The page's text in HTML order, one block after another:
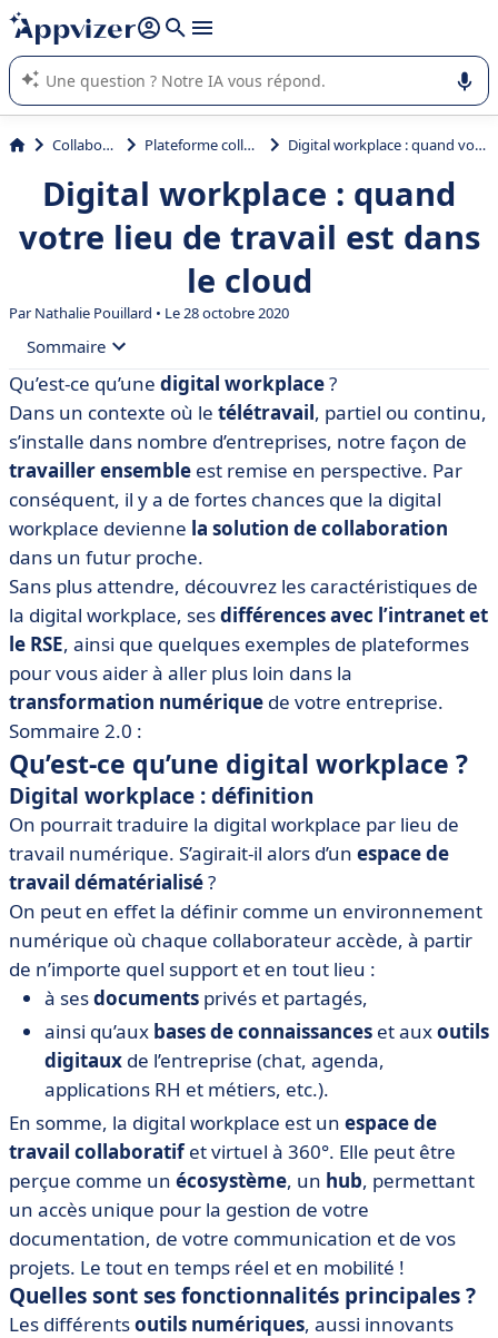
répondre (plusieurs lignes avec
L'IA de Appvizer vous guide dans l'utilisation ou la sélection de
logiciel SaaS en entreprise.
Collaboration Plateforme collaborative Digital workplace : quand votre lieu de travail est dans le cloud
Digital workplace : quand
votre lieu de travail est dans
le cloud
ParNathalie Pouillard • Le 28 octobre 2020
Sommaire
• Qu’est-ce qu’une digital workplace ?
• Quels sont les avantages de la digital workplace ?
• Digital workplace : quelles solutions adopter ?
• Digital workplace : the place to be ?
Qu’est-ce qu’une digital workplace?
Dans un contexte où le télétravail, partiel ou continu,
s’installe dans nombre d’entreprises, notre façon de
travailler ensemble est remise en perspective. Par
conséquent, il y a de fortes chances que la digital
workplace devienne la solution de collaboration
dans un futur proche.
Sans plus attendre, découvrez les caractéristiques de
la digital workplace, sesdifférences avec l’intranet et
le RSE, ainsi que quelques exemples de plateformes
pour vous aider à aller plus loin dans la
transformation numérique de votre entreprise.
Sommaire 2.0 :
Qu’est-ce qu’une digital workplace ?
Digital workplace : définition
On pourrait traduire la digital workplace par lieu de
travail numérique. S’agirait-il alors d’un espace de
travail dématérialisé?
On peut en effet la définir comme un environnement
numérique où chaque collaborateur accède, à partir
de n’importe quel support et en tout lieu :
à sesdocuments privés et partagés,
ainsi qu’aux bases de connaissances et auxoutils
digitaux de l’entreprise (chat, agenda,
applications RH et métiers, etc.).
En somme, la digital workplace est un espace de
travail collaboratifet virtuel à 360°. Elle peut être
perçue comme un écosystème, un hub, permettant
un accès unique pour la gestion de votre
documentation, de votre communication et de vos
projets. Le tout en temps réel et en mobilité !
Quelles sont ses fonctionnalités principales ?
Les différentsoutils numériques, aussi innovants